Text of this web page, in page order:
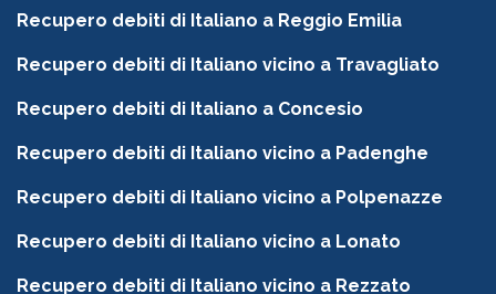
Recupero debiti di Italiano a Reggio Emilia
Recupero debiti di Italiano vicino a Travagliato
Recupero debiti di Italiano a Concesio
Recupero debiti di Italiano vicino a Padenghe
Recupero debiti di Italiano vicino a Polpenazze
Recupero debiti di Italiano vicino a Lonato
Recupero debiti di Italiano vicino a Rezzato